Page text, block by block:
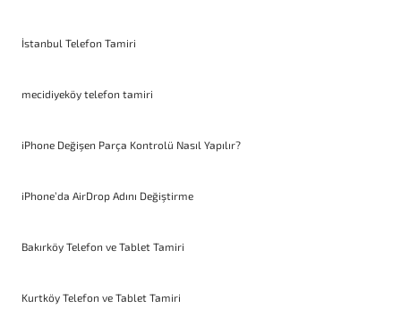
İstanbul Telefon Tamiri
mecidiyeköy telefon tamiri
iPhone Değişen Parça Kontrolü Nasıl Yapılır?
iPhone’da AirDrop Adını Değiştirme
Bakırköy Telefon ve Tablet Tamiri
Kurtköy Telefon ve Tablet Tamiri